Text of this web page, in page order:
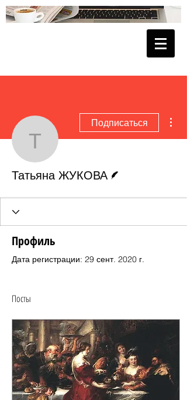
Татьяна
Подписаться
Татьяна ЖУКОВА
Профиль
Дата регистрации: 29 сент. 2020 г.
Посты